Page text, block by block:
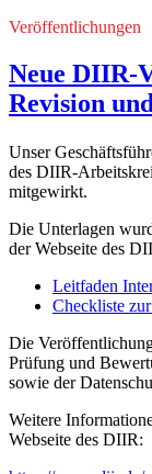
Veröffentlichungen
Neue DIIR-
Revision
Unser
des DIIR-
mitgewirkt.
Die Unterlagen
der Webseite des
Leitfaden
Checkliste
Die
Prüfung und
sowie der
Weitere
Webseite des DIIR: